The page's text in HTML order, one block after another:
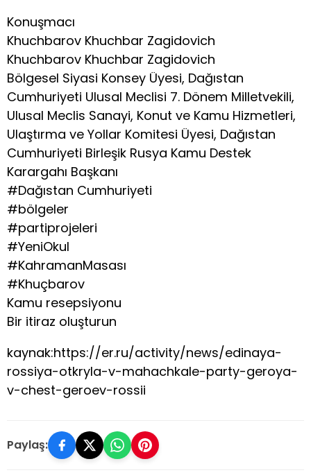
Konuşmacı
Khuchbarov Khuchbar Zagidovich
Khuchbarov Khuchbar Zagidovich
Bölgesel Siyasi Konsey Üyesi, Dağıstan
Cumhuriyeti Ulusal Meclisi 7. Dönem Milletvekili,
Ulusal Meclis Sanayi, Konut ve Kamu Hizmetleri,
Ulaştırma ve Yollar Komitesi Üyesi, Dağıstan
Cumhuriyeti Birleşik Rusya Kamu Destek
Karargahı Başkanı
#Dağıstan Cumhuriyeti
#bölgeler
#partiprojeleri
#YeniOkul
#KahramanMasası
#Khuçbarov
Kamu resepsiyonu
Bir itiraz oluşturun
kaynak:https://er.ru/activity/news/edinaya-
rossiya-otkryla-v-mahachkale-party-geroya-
v-chest-geroev-rossii
Paylaş: